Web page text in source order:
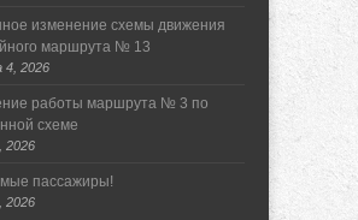
изменение схемы движения
маршрута № 13
4, 2026
работы маршрута № 3 по
схеме
2026
пассажиры!
2026